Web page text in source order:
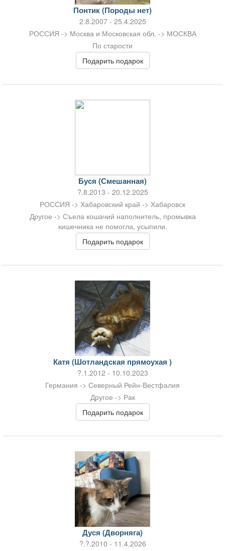
Понтик (Породы нет)
2.8.2007 - 25.4.2025
РОССИЯ -> Москва и Московская обл. -> МОСКВА
По старости
Подарить подарок
Буся (Смешанная)
?.8.2013 - 20.12.2025
РОССИЯ -> Хабаровский край -> Хабаровск
Другое -> Съела кошачий наполнитель, промывка
кишечника не помогла, усыпили.
Подарить подарок
Катя (Шотландская прямоухая )
?.1.2012 - 10.10.2023
Германия -> Северный Рейн-Вестфалия
Другое -> Рак
Подарить подарок
Дуся (Дворняга)
?.?.2010 - 11.4.2026